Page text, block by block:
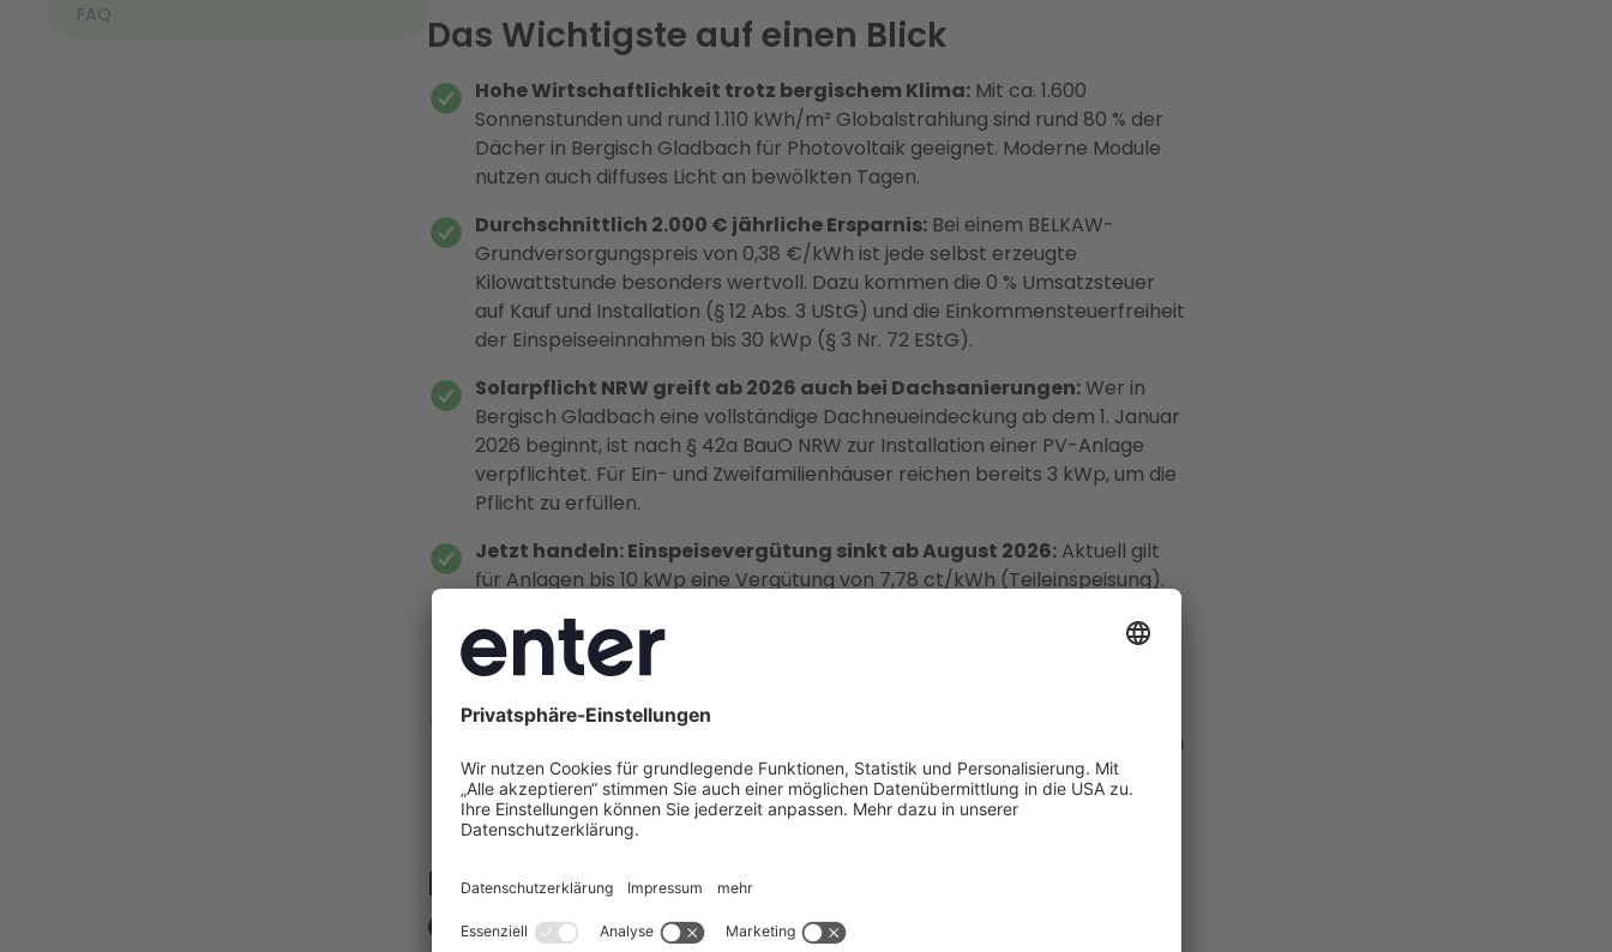
FAQ
Das Wichtigste auf einen Blick
Hohe Wirtschaftlichkeit trotz bergischem Klima: Mit ca. 1.600
Sonnenstunden und rund 1.110 kWh/m² Globalstrahlung sind rund 80 % der
Dächer in Bergisch Gladbach für Photovoltaik geeignet. Moderne Module
nutzen auch diffuses Licht an bewölkten Tagen.
Durchschnittlich 2.000 € jährliche Ersparnis: Bei einem BELKAW-
Grundversorgungspreis von 0,38 €/kWh ist jede selbst erzeugte
Kilowattstunde besonders wertvoll. Dazu kommen die 0 % Umsatzsteuer
auf Kauf und Installation (§ 12 Abs. 3 UStG) und die Einkommensteuerfreiheit
der Einspeiseeinnahmen bis 30 kWp (§ 3 Nr. 72 EStG).
Solarpflicht NRW greift ab 2026 auch bei Dachsanierungen:Wer in
Bergisch Gladbach eine vollständige Dachneueindeckung ab dem 1. Januar
2026 beginnt, ist nach § 42a BauO NRW zur Installation einer PV-Anlage
verpflichtet. Für Ein- und Zweifamilienhäuser reichen bereits 3 kWp, um die
Pflicht zu erfüllen.
Jetzt handeln: Einspeisevergütung sinkt ab August 2026: Aktuell gilt
für Anlagen bis 10 kWp eine Vergütung von 7,78 ct/kWh (Teileinspeisung).
nimmt, sichert sich 20 Jahre Bestandsschutz vor der möglichen EEG-
Reform 2027.
Full-Service aus einer Hand:
Energieberater. Das Unternehmen übernimmt Planung, Förderantrag beim
KfW-Prozess, Netzanmeldung und Installation durch geprüfte regionale
Elektromeisterbetriebe, mit Festpreisgarantie und 2 Jahren Vor-Ort-
Wartung inklusive.
Lohnt sich Photovoltaik in Bergisch
Gladbach? Die Fakten